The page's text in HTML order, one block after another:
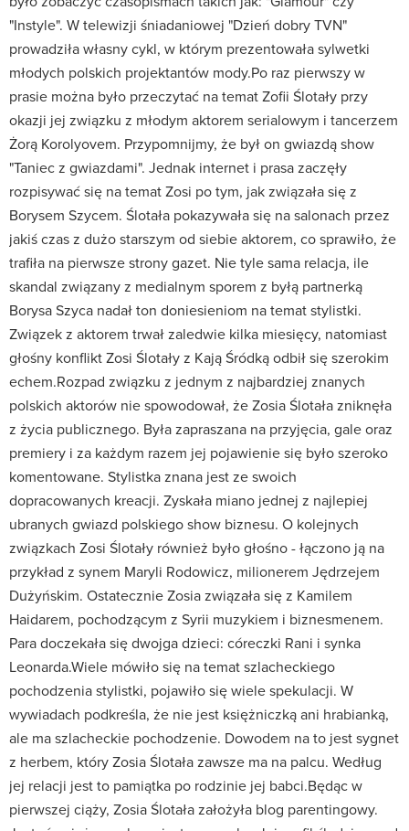
"Instyle". W telewizji śniadaniowej "Dzień dobry TVN"
prowadziła własny cykl, w którym prezentowała sylwetki
młodych polskich projektantów mody.Po raz pierwszy w
prasie można było przeczytać na temat Zofii Ślotały przy
okazji jej związku z młodym aktorem serialowym i tancerzem
Żorą Korolyovem. Przypomnijmy, że był on gwiazdą show
"Taniec z gwiazdami". Jednak internet i prasa zaczęły
rozpisywać się na temat Zosi po tym, jak związała się z
Borysem Szycem. Ślotała pokazywała się na salonach przez
jakiś czas z dużo starszym od siebie aktorem, co sprawiło, że
trafiła na pierwsze strony gazet. Nie tyle sama relacja, ile
skandal związany z medialnym sporem z byłą partnerką
Borysa Szyca nadał ton doniesieniom na temat stylistki.
Związek z aktorem trwał zaledwie kilka miesięcy, natomiast
głośny konflikt Zosi Ślotały z Kają Śródką odbił się szerokim
echem.Rozpad związku z jednym z najbardziej znanych
polskich aktorów nie spowodował, że Zosia Ślotała zniknęła
z życia publicznego. Była zapraszana na przyjęcia, gale oraz
premiery i za każdym razem jej pojawienie się było szeroko
komentowane. Stylistka znana jest ze swoich
dopracowanych kreacji. Zyskała miano jednej z najlepiej
ubranych gwiazd polskiego show biznesu. O kolejnych
związkach Zosi Ślotały również było głośno - łączono ją na
przykład z synem Maryli Rodowicz, milionerem Jędrzejem
Dużyńskim. Ostatecznie Zosia związała się z Kamilem
Haidarem, pochodzącym z Syrii muzykiem i biznesmenem.
Para doczekała się dwojga dzieci: córeczki Rani i synka
Leonarda.Wiele mówiło się na temat szlacheckiego
pochodzenia stylistki, pojawiło się wiele spekulacji. W
wywiadach podkreśla, że nie jest księżniczką ani hrabianką,
ale ma szlacheckie pochodzenie. Dowodem na to jest sygnet
z herbem, który Zosia Ślotała zawsze ma na palcu. Według
jej relacji jest to pamiątka po rodzinie jej babci.Będąc w
pierwszej ciąży, Zosia Ślotała założyła blog parentingowy.